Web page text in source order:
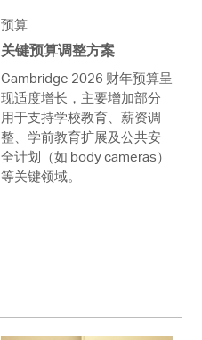
预算
关键预算调整方案
Cambridge 2026 财年预算呈
现适度增长，主要增加部分
用于支持学校教育、薪资调
整、学前教育扩展及公共安
全计划（如 body cameras）
等关键领域。